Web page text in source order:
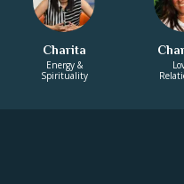
Charita
Energy &
Spirituality